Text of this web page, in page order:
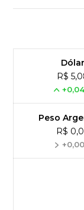
Dólar
R$
Peso
R$